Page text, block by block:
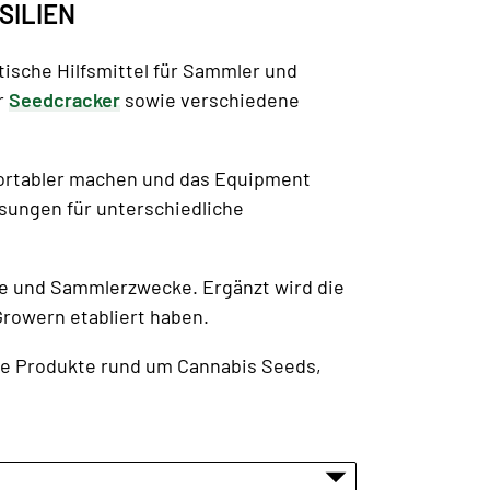
Hilfsmittel für Sammler und
Seedcracker sowie verschiedene
machen und das Equipment
für unterschiedliche
Sammlerzwecke. Ergänzt wird die
etabliert haben.
rund um Cannabis Seeds,